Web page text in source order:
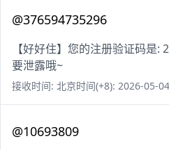
@376594735296
【好好住】您的注册验证码是:
要泄露哦~
接收时间: 北京时间(+8): 2026-05-
@10693809